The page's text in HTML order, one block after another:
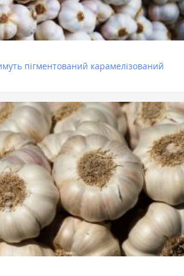
пігментований карамелізований